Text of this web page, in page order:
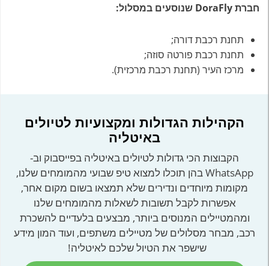
חברת DoraFly שנוסעים במסלול:
תחנת רכבת דורה;
תחנת רכבת פורטה סוזה;
מרכז העיר (תחנת רכבת מרכזית).
הקהילות הגדולות ומקצועיות לטיולים
באיטליה
הקבוצות הכי גדולות לטיולים באיטליה בפייסבוק וב-
WhatsApp בהן תוכלו למצוא טיפ שבועי מהמומחים שלנו,
מקומות מיוחדים ונדירים שלא תמצאו בשום מקום אחר,
אפשרות לקבל תשובות לשאלות מהמומחים שלנו
ומהמטיילים המנוסים ביותר, מבצעים בלעדיים להשכרת
רכב, מבחר מסלולים של מטיילים משתפים, ועוד המון מידע
שישפר את הטיול שלכם לאיטליה!